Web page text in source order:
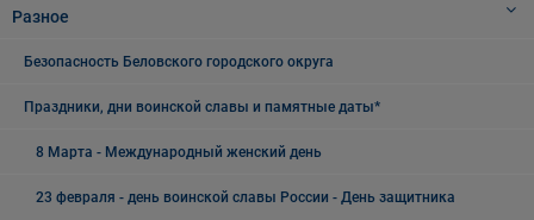
Разное
Безопасность Беловского городского округа
Праздники, дни воинской славы и памятные даты*
8 Марта - Международный женский день
23 февраля - день воинской славы России - День защитника